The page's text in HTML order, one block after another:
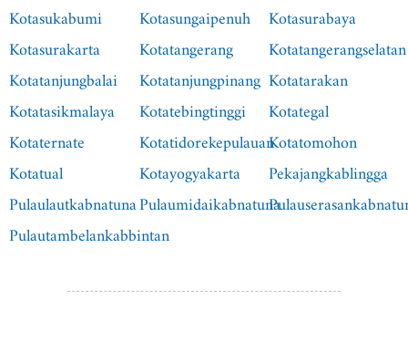
Kotasukabumi
Kotasungaipenuh Kotasurabaya
Kotasurakarta
Kotatangerang
Kotatangerangselatan
Kotatanjungbalai
Kotatanjungpinang Kotatarakan
Kotatasikmalaya
Kotatebingtinggi
Kotategal
Kotaternate
KotatidorekepulauanKotatomohon
Kotatual
Kotayogyakarta
Pekajangkablingga
PulaulautkabnatunaPulaumidaikabnatuna
Pulautambelankabbintan